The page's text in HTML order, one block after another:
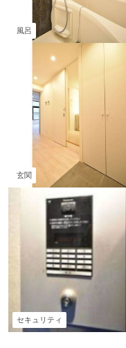
風呂
玄関
セキュリティ